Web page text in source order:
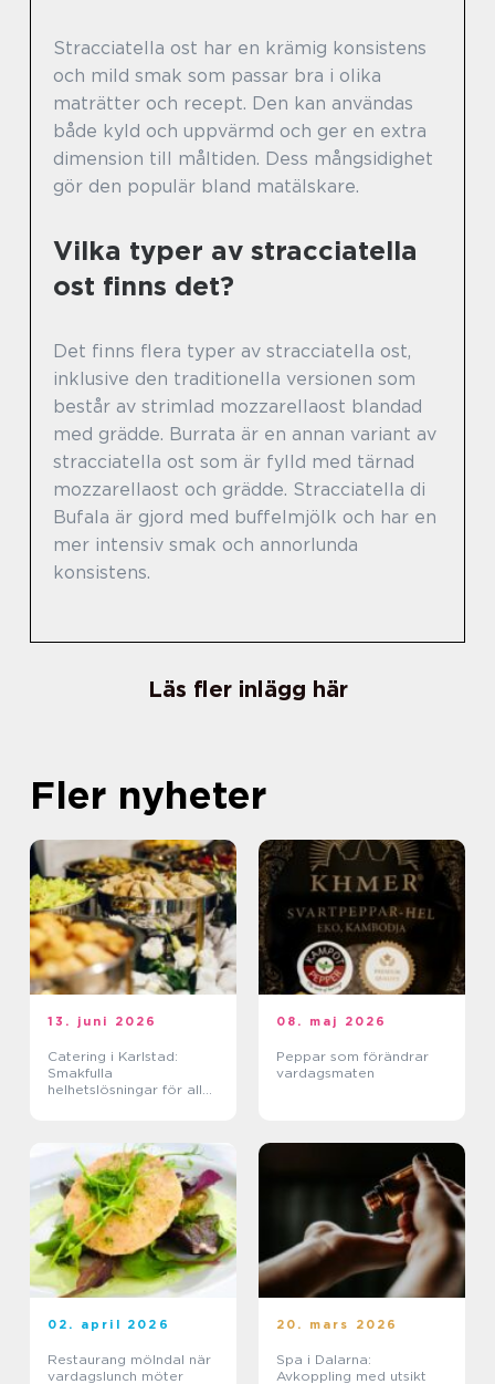
Stracciatella ost har en krämig konsistens
och mild smak som passar bra i olika
maträtter och recept. Den kan användas
både kyld och uppvärmd och ger en extra
dimension till måltiden. Dess mångsidighet
gör den populär bland matälskare.
Vilka typer av stracciatella
ost finns det?
Det finns flera typer av stracciatella ost,
inklusive den traditionella versionen som
består av strimlad mozzarellaost blandad
med grädde. Burrata är en annan variant av
stracciatella ost som är fylld med tärnad
mozzarellaost och grädde. Stracciatella di
Bufala är gjord med buffelmjölk och har en
mer intensiv smak och annorlunda
konsistens.
Läs fler inlägg här
Fler nyheter
13. juni 2026
Catering i Karlstad:
Smakfulla
helhetslösningar för alla
08. maj 2026
Peppar som förändrar
vardagsmaten
02. april 2026
Restaurang mölndal när
vardagslunch möter
20. mars 2026
Spa i Dalarna:
Avkoppling med utsikt